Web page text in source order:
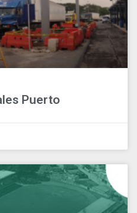
Puerto